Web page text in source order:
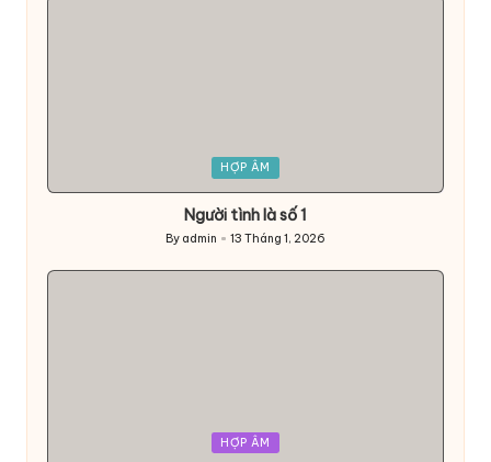
in
HỢP ÂM
Người tình là số 1
Posted
By admin 13 Tháng 1, 2026
HỢP ÂM